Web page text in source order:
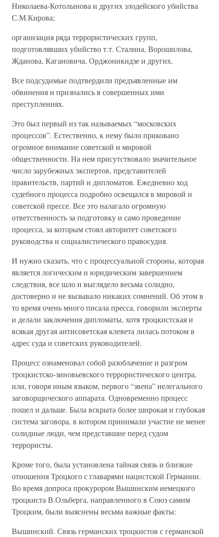
Николаева-Котолынова и других злодейского убийства
С.М.Кирова;
организация ряда террористических групп,
подготовлявших убийство т.т. Сталина, Ворошилова,
Жданова, Кагановича, Орджоникидзе и других.
Все подсудимые подтвердили предъявленные им
обвинения и признались в совершенных ими
преступлениях.
Это был первый из так называемых “московских
процессов”. Естественно, к нему было приковано
огромное внимание советской и мировой
общественности. На нем присутствовало значительное
число зарубежных экспертов, представителей
правительств, партий и дипломатов. Ежедневно ход
судебного процесса подробно освещался в мировой и
советской прессе. Все это налагало огромную
ответственность за подготовку и само проведение
процесса, за которым стоял авторитет советского
руководства и социалистического правосудия.
И нужно сказать, что с процессуальной стороны, которая
является логическим и юридическим завершением
следствия, все шло и выглядело весьма солидно,
достоверно и не вызывало никаких сомнений. Об этом в
то время очень много писала пресса, говорили эксперты
и делали заключения дипломаты, хотя троцкистская и
всякая другая антисоветская клевета лилась потоком в
адрес суда и советских руководителей.
Процесс ознаменовал собой разоблачение и разгром
троцкистско-зиновьевского террористического центра,
или, говоря иным языком, первого “звена” нелегального
заговорщического аппарата. Одновременно процесс
пошел и дальше. Была вскрыта более широкая и глубокая
система заговора, в котором принимали участие не менее
солидные люди, чем представшие перед судом
террористы.
Кроме того, была установлена тайная связь и близкие
отношения Троцкого с главарями нацистской Германии.
Во время допроса прокурором Вышинским немецкого
троцкиста В.Ольберга, направленного в Союз самим
Троцким, были выяснены весьма важные факты:
Вышинский. Связь германских троцкистов с германской